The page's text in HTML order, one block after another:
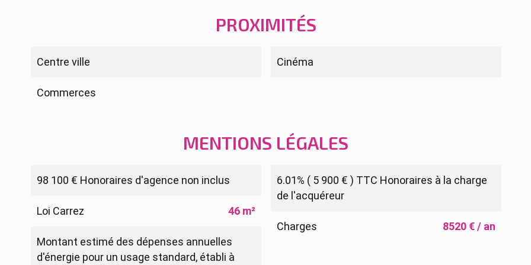
PROXIMITÉS
Centre ville Cinéma
Commerces
MENTIONS LÉGALES
98 100 € Honoraires d'agence non inclus
6.01% ( 5 900 € ) TTC Honoraires à la charge
de l'acquéreur
Loi Carrez
46 m²
Charges
8520 € / an
Montant estimé des dépenses annuelles
d'énergie pour un usage standard, établi à